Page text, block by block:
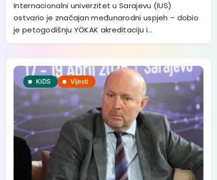
Internacionalni univerzitet u Sarajevu (IUS)
ostvario je značajan međunarodni uspjeh – dobio
je petogodišnju YÖKAK akreditaciju i…
KIDS Vijesti